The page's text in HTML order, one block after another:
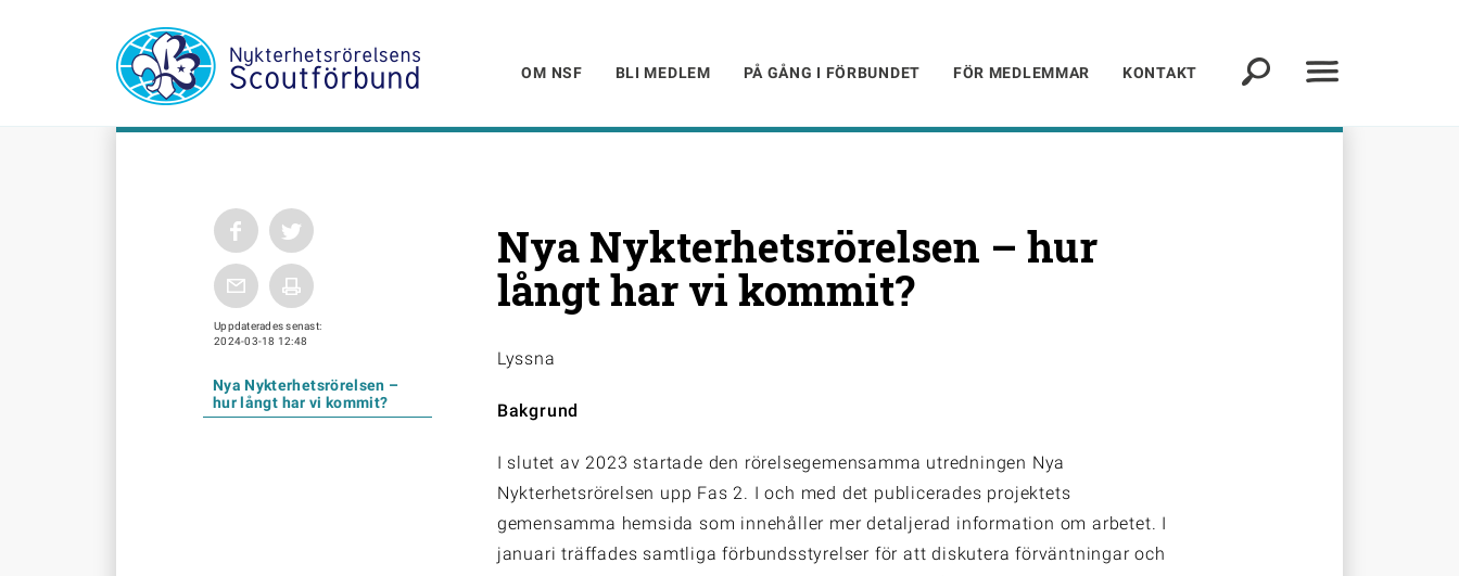
OM NSF BLI MEDLEM PÅ GÅNG I FÖRBUNDET FÖR MEDLEMMAR KONTAKT
Uppdaterades senast:
2024-03-18 12:48
Nya Nykterhetsrörelsen –
hur långt har vi kommit?
Nya Nykterhetsrörelsen – hur
långt har vi kommit?
Lyssna
Bakgrund
I slutet av 2023 startade den rörelsegemensamma utredningen Nya
Nykterhetsrörelsen upp Fas 2. I och med det publicerades projektets
gemensamma hemsida som innehåller mer detaljerad information om arbetet. I
januari träffades samtliga förbundsstyrelser för att diskutera förväntningar och